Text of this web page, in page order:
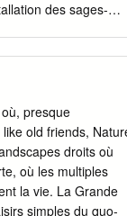
Communautés de
des sages-
20-129relatif au
très sous-dotées »
Saône,
de santé de
2020-08-04-003 -
d’un appareil
presque
old friends,
droits où
où les multiples
la vie. La Grande
simples du quo-